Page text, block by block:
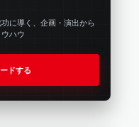
に導く、企画・演出から
ハウ
ドする